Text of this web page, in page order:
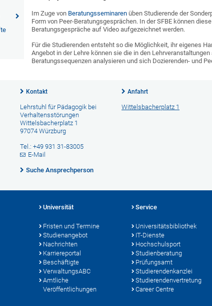
Im Zuge von Beratungsseminarenüben Studierende der
Form von Peer-Beratungsgesprächen. In der SFBE können
Beratungsgespräche auf Video aufgezeichnet werden.
Für die Studierenden entsteht so die Möglichkeit, ihr eigenes
Angebot in der Lehre können sie die in den
Beratungssequenzen analysieren und sich Dozierenden- und
Kontakt
Lehrstuhl für Pädagogik bei
Verhaltensstörungen
Wittelsbacherplatz 1
97074 Würzburg
Tel.: +49 931 31-83005
E-Mail
Suche Ansprechperson
Anfahrt
Wittelsbacherplatz 1
Universität
Fristen und Termine
Studienangebot
Nachrichten
Karriereportal
Beschäftigte
VerwaltungsABC
Amtliche
Veröffentlichungen
Service
Universitätsbibliothek
IT-Dienste
Hochschulsport
Studienberatung
Prüfungsamt
Studierendenkanzlei
Studierendenvertretung
Career Centre